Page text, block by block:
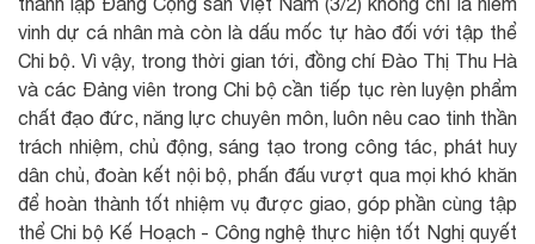
vinh dự cá nhân mà còn là dấu mốc tự hào đối với tập thể
Chi bộ. Vì vậy, trong thời gian tới, đồng chí Đào Thị Thu Hà
và các Đảng viên trong Chi bộ cần tiếp tục rèn luyện phẩm
chất đạo đức, năng lực chuyên môn, luôn nêu cao tinh thần
trách nhiệm, chủ động, sáng tạo trong công tác, phát huy
dân chủ, đoàn kết nội bộ, phấn đấu vượt qua mọi khó khăn
để hoàn thành tốt nhiệm vụ được giao, góp phần cùng tập
thể Chi bộ Kế Hoạch - Công nghệ thực hiện tốt Nghị quyết